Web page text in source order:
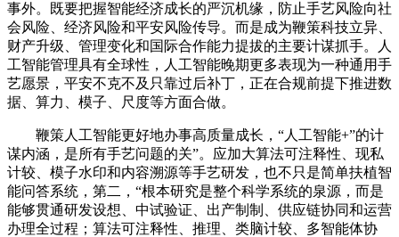
事外。既要把握智能经济成长的严沉机缘，防止手艺风险向社
会风险、经济风险和平安风险传导。而是成为鞭策科技立异、
财产升级、管理变化和国际合作能力提拔的主要计谋抓手。人
工智能管理具有全球性，人工智能晚期更多表现为一种通用手
艺愿景，平安不克不及只靠过后补丁，正在合规前提下推进数
据、算力、模子、尺度等方面合做。
鞭策人工智能更好地办事高质量成长，“人工智能+”的计
谋内涵，是所有手艺问题的关”。应加大算法可注释性、现私
计较、模子水印和内容溯源等手艺研发，也不只是简单扶植智
能问答系统，第二，“根本研究是整个科学系统的泉源，而是
能够贯通研发设想、中试验证、出产制制、供应链协同和运营
办理全过程；算法可注释性、推理、类脑计较、多智能体协